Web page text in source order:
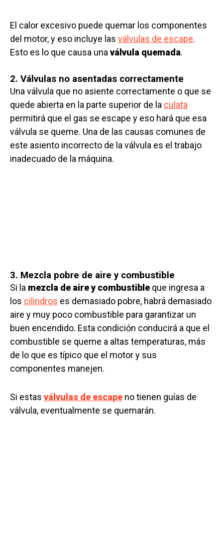
El calor excesivo puede quemar los componentes
del motor, y eso incluye las válvulas de escape.
Esto es lo que causa unaválvula quemada.
2. Válvulas no asentadas correctamente
Una válvula que no asiente correctamente o que se
quede abierta en la parte superior de la culata
permitirá que el gas se escape y eso hará que esa
válvula se queme. Una de las causas comunes de
este asiento incorrecto de la válvula es el trabajo
inadecuado de la máquina.
3. Mezcla pobre de aire y combustible
Si la mezcla de aire y combustible que ingresa a
los cilindros es demasiado pobre, habrá demasiado
aire y muy poco combustible para garantizar un
buen encendido. Esta condición conducirá a que el
combustible se queme a altas temperaturas, más
de lo que es típico que el motor y sus
componentes manejen.
Si estas válvulas de escape no tienen guías de
válvula, eventualmente se quemarán.